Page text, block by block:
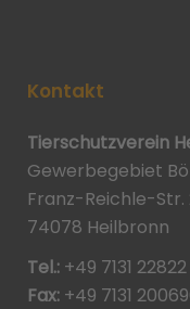
Kontakt
Tierschutzverein
Gewerbegebiet
Franz-Reichle-Str.
74078 Heilbronn
Tel.: +49 7131 22822
Fax: +49 7131